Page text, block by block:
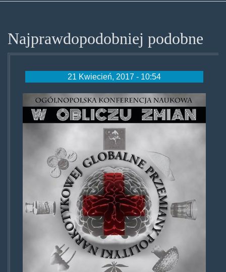
Najprawdopodobniej podobne
21 Kwiecień, 2017 - 10:54
14-
15listopada.jpg